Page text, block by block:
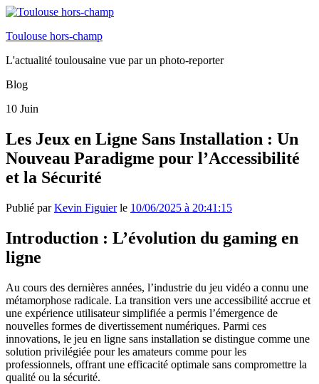
Toulouse hors-champ
L'actualité toulousaine vue par un photo-reporter
Blog
10 Juin
Les Jeux en Ligne Sans Installation : Un
Nouveau Paradigme pour l’Accessibilité
et la Sécurité
Publié parKevin Figuierle 10/06/2025 à 20:41:15
Introduction : L’évolution du gaming en
ligne
Au cours des dernières années, l’industrie du jeu vidéo a connu une
métamorphose radicale. La transition vers une accessibilité accrue et
une expérience utilisateur simplifiée a permis l’émergence de
nouvelles formes de divertissement numériques. Parmi ces
innovations, le jeu en ligne sans installation se distingue comme une
solution privilégiée pour les amateurs comme pour les
professionnels, offrant une efficacité optimale sans compromettre la
qualité ou la sécurité.